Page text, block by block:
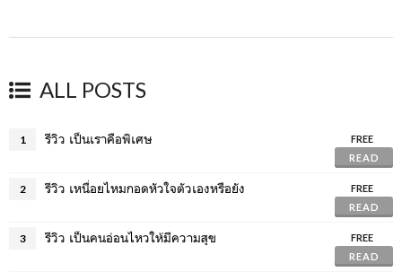
ALL POSTS
1 รีวิว เป็นเราคือพิเศษ
FREE
READ
2 รีวิว เหนื่อยไหมกอดหัวใจตัวเองหรือยัง
FREE
READ
3 รีวิว เป็นคนอ่อนไหวให้มีความสุข
FREE
READ